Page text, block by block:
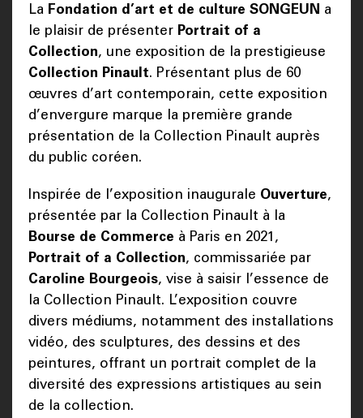
La Fondation d’art et de culture SONGEUN a
le plaisir de présenter Portrait of a
Collection, une exposition de la prestigieuse
Collection Pinault. Présentant plus de 60
œuvres d’art contemporain, cette exposition
d’envergure marque la première grande
présentation de la Collection Pinault auprès
du public coréen.
Inspirée de l’exposition inaugurale Ouverture,
présentée par la Collection Pinault à la
Bourse de Commerce à Paris en 2021,
Portrait of a Collection, commissariée par
Caroline Bourgeois, vise à saisir l’essence de
la Collection Pinault. L’exposition couvre
divers médiums, notamment des installations
vidéo, des sculptures, des dessins et des
peintures, offrant un portrait complet de la
diversité des expressions artistiques au sein
de la collection.